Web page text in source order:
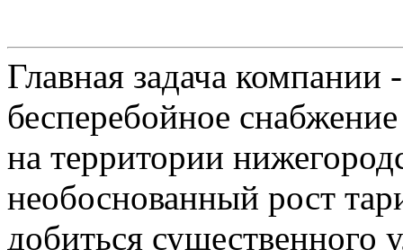
Главная задача
бесперебойное
на территории
необоснованный рост
добиться существенного